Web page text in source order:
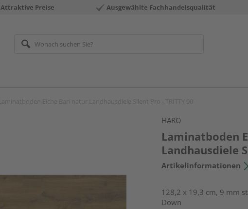
Attraktive Preise Ausgewählte Fachhandelsqualität
HARO
Laminatboden
Landhausdiele
Artikelinformationen
128,2 x 19,3 cm, 9 mm
Down